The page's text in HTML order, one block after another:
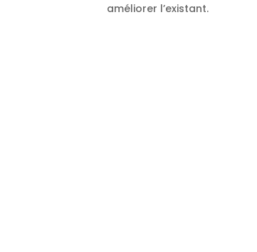
améliorer l’existant.